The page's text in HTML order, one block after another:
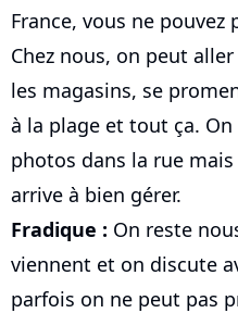
France, vous ne pouvez
Chez nous, on peut
les magasins, se
à la plage et tout ça.
photos dans la rue
arrive à bien gérer.
Fradique : On reste
viennent et on discute
parfois on ne peut pas